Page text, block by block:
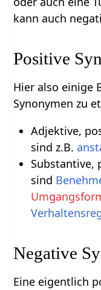
kann auch
Positive
Hier also einige
Synonymen zu
Adjektive,
sind z.B.
Substantive,
sind
Negative
Eine eigentlich